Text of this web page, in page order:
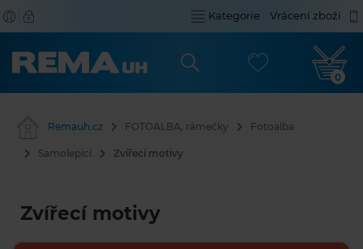
Kategorie Vrácení zboží
0
Remauh.cz FOTOALBA, rámečky Fotoalba
Samolepící Zvířecí motivy
Zvířecí motivy